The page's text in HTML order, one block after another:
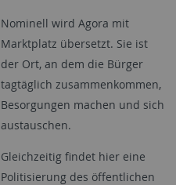
Nominell wird Agora mit
Marktplatz übersetzt. Sie ist
der Ort, an dem die Bürger
tagtäglich zusammenkommen,
Besorgungen machen und sich
austauschen.
Gleichzeitig findet hier eine
Politisierung des öffentlichen